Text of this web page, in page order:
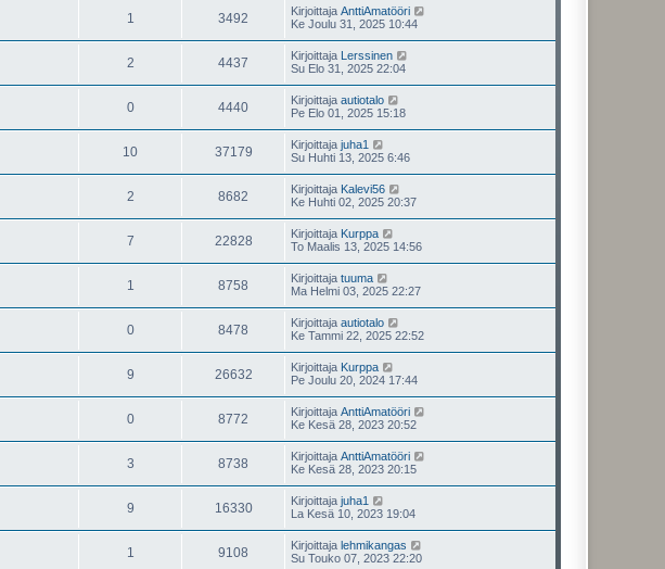
1 3492 Kirjoittaja AnttiAmatööri
Ke Joulu 31, 2025 10:44
2 4437 Kirjoittaja Lerssinen
Su Elo 31, 2025 22:04
0 4440 Kirjoittaja autiotalo
Pe Elo 01, 2025 15:18
10 37179 Kirjoittaja juha1
Su Huhti 13, 2025 6:46
2 8682 Kirjoittaja Kalevi56
Ke Huhti 02, 2025 20:37
7 22828 Kirjoittaja Kurppa
To Maalis 13, 2025 14:56
1 8758 Kirjoittaja tuuma
Ma Helmi 03, 2025 22:27
0 8478 Kirjoittaja autiotalo
Ke Tammi 22, 2025 22:52
9 26632 Kirjoittaja Kurppa
Pe Joulu 20, 2024 17:44
0 8772 Kirjoittaja AnttiAmatööri
Ke Kesä 28, 2023 20:52
3 8738 Kirjoittaja AnttiAmatööri
Ke Kesä 28, 2023 20:15
9 16330 Kirjoittaja juha1
La Kesä 10, 2023 19:04
1 9108 Kirjoittaja lehmikangas
Su Touko 07, 2023 22:20